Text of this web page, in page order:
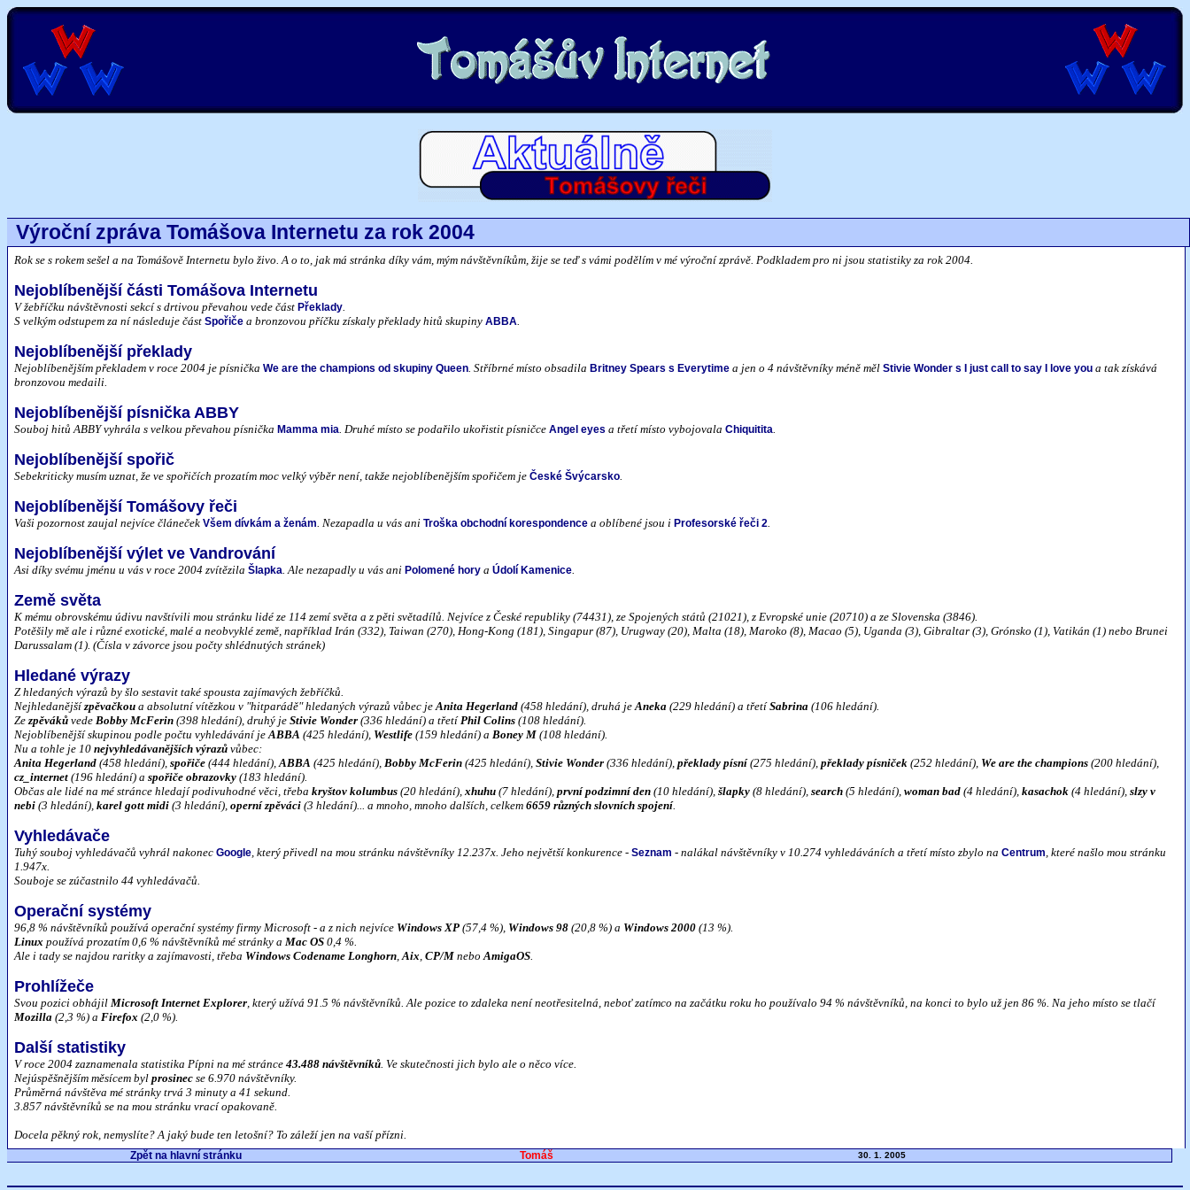
Výroční zpráva Tomášova Internetu za rok 2004
Rok se s rokem sešel a na Tomášově Internetu bylo živo. A o to, jak má stránka díky vám, mým návštěvníkům, žije se teď s vámi podělím v mé výroční zprávě. Podkladem pro ni jsou statistiky za rok 2004.
Nejoblíbenější části Tomášova Internetu
V žebříčku návštěvnosti sekcí s drtivou převahou vede část Překlady.
S velkým odstupem za ní následuje část Spořiče a bronzovou příčku získaly překlady hitů skupiny ABBA.
Nejoblíbenější překlady
Nejoblíbenějším překladem v roce 2004 je písnička We are the champions od skupiny Queen. Stříbrné místo obsadila Britney Spears s Everytime a jen o 4 návštěvníky méně měl Stivie Wonder s I just call to say I love you a tak získává
bronzovou medaili.
Nejoblíbenější písnička ABBY
Souboj hitů ABBY vyhrála s velkou převahou písnička Mamma mia. Druhé místo se podařilo ukořistit písničce Angel eyes a třetí místo vybojovala Chiquitita.
Nejoblíbenější spořič
Sebekriticky musím uznat, že ve spořičích prozatím moc velký výběr není, takže nejoblíbenějším spořičem je České Švýcarsko.
Nejoblíbenější Tomášovy řeči
Vaši pozornost zaujal nejvíce článeček Všem dívkám a ženám. Nezapadla u vás ani Troška obchodní korespondence a oblíbené jsou i Profesorské řeči 2.
Nejoblíbenější výlet ve Vandrování
Asi díky svému jménu u vás v roce 2004 zvítězila Šlapka. Ale nezapadly u vás ani Polomené hory a Údolí Kamenice.
Země světa
K mému obrovskému údivu navštívili mou stránku lidé ze 114 zemí světa a z pěti světadílů. Nejvíce z České republiky (74431), ze Spojených států (21021), z Evropské unie (20710) a ze Slovenska (3846).
Potěšily mě ale i různé exotické, malé a neobvyklé země, například Irán (332), Taiwan (270), Hong-Kong (181), Singapur (87), Urugway (20), Malta (18), Maroko (8), Macao (5), Uganda (3), Gibraltar (3), Grónsko (1), Vatikán (1) nebo Brunei
Darussalam (1). (Čísla v závorce jsou počty shlédnutých stránek)
Hledané výrazy
Z hledaných výrazů by šlo sestavit také spousta zajímavých žebříčků.
Nejhledanějšízpěvačkou a absolutní vítězkou v "hitparádě" hledaných výrazů vůbec jeAnita Hegerland (458 hledání), druhá jeAneka (229 hledání) a třetíSabrina (106 hledání).
Zezpěváků vede Bobby McFerin (398 hledání), druhý je Stivie Wonder (336 hledání) a třetíPhil Colins (108 hledání).
Nejoblíbenější skupinou podle počtu vyhledávání jeABBA (425 hledání), Westlife (159 hledání) a Boney M (108 hledání).
Nu a tohle je 10 nejvyhledávanějších výrazů vůbec:
Anita Hegerland (458 hledání), spořiče (444 hledání),ABBA (425 hledání), Bobby McFerin (425 hledání), Stivie Wonder (336 hledání), překlady písní(275 hledání), překlady písniček (252 hledání), We are the champions (200 hledání),
cz_internet (196 hledání) a spořiče obrazovky (183 hledání).
Občas ale lidé na mé stránce hledají podivuhodné věci, třeba kryštov kolumbus (20 hledání), xhuhu (7 hledání), první podzimní den (10 hledání), šlapky (8 hledání), search (5 hledání), woman bad (4 hledání), kasachok (4 hledání), slzy v
nebi (3 hledání), karel gott midi (3 hledání), operní zpěváci (3 hledání)... a mnoho, mnoho dalších, celkem 6659 různých slovních spojení.
Vyhledávače
Tuhý souboj vyhledávačů vyhrál nakonec Google, který přivedl na mou stránku návštěvníky 12.237x. Jeho největší konkurence - Seznam - nalákal návštěvníky v 10.274 vyhledáváních a třetí místo zbylo na Centrum, které našlo mou stránku
1.947x.
Souboje se zúčastnilo 44 vyhledávačů.
Operační systémy
96,8 % návštěvníků používá operační systémy firmy Microsoft - a z nich nejvíce Windows XP (57,4 %), Windows 98 (20,8 %) a Windows 2000 (13 %).
Linux používá prozatím 0,6 % návštěvníků mé stránky a Mac OS 0,4 %.
Ale i tady se najdou raritky a zajímavosti, třeba Windows Codename Longhorn,Aix, CP/M neboAmigaOS.
Prohlížeče
Svou pozici obhájil Microsoft Internet Explorer, který užívá 91.5 % návštěvníků. Ale pozice to zdaleka není neotřesitelná, neboť zatímco na začátku roku ho používalo 94 % návštěvníků, na konci to bylo už jen 86 %. Na jeho místo se tlačí
Mozilla (2,3 %) a Firefox (2,0 %).
Další statistiky
V roce 2004 zaznamenala statistika Pípni na mé stránce 43.488 návštěvníků. Ve skutečnosti jich bylo ale o něco více.
Nejúspěšnějším měsícem byl prosinec se 6.970 návštěvníky.
Průměrná návštěva mé stránky trvá 3 minuty a 41 sekund.
3.857 návštěvníků se na mou stránku vrací opakovaně.
Docela pěkný rok, nemyslíte? A jaký bude ten letošní? To záleží jen na vaší přízni.
Zpět na hlavní stránku Tomáš 30. 1. 2005